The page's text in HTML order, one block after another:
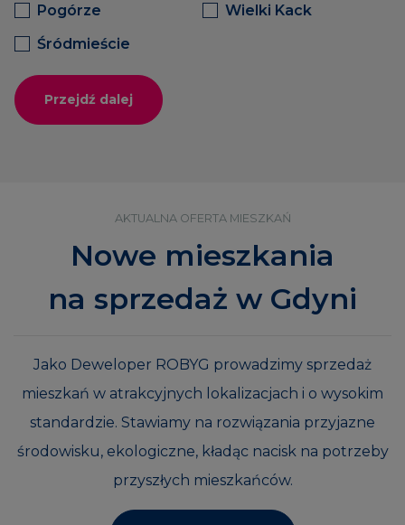
Pogórze
Wielki Kack
Śródmieście
Przejdź dalej
AKTUALNA OFERTA MIESZKAŃ
Nowe mieszkania
na sprzedaż w Gdyni
Jako Deweloper ROBYG prowadzimy sprzedaż
mieszkań w atrakcyjnych lokalizacjach i o wysokim
standardzie. Stawiamy na rozwiązania przyjazne
środowisku, ekologiczne, kładąc nacisk na potrzeby
przyszłych mieszkańców.